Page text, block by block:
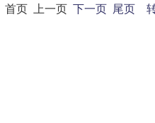
首页 上一页 下一页 尾页